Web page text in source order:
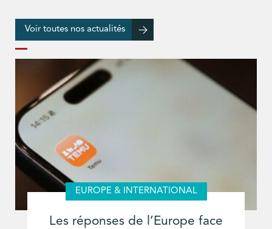
Voir toutes nos actualités
EUROPE & INTERNATIONAL
Les réponses de l’Europe face